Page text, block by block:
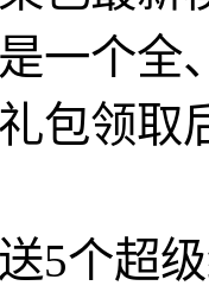
一个全
包领取
5个超